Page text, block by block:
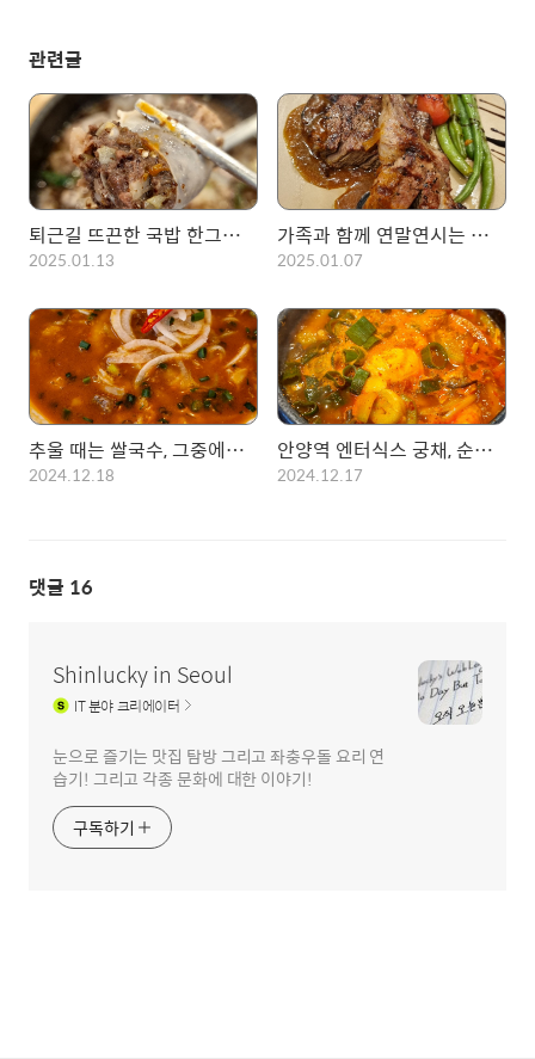
관련글
퇴근길 뜨끈한 국밥 한그릇, 평촌 24시간 병천순대 순대국
2025.01.13
가족과 함께 연말연시는 양식으로! 소풍 안심 양갈비 스테이크
2025.01.07
추울 때는 쌀국수, 그중에서도 매운곱창쌀국수!
2024.12.18
안양역 엔터식스 궁채, 순두부와 냉면 그리고 낙지덮밥
2024.12.17
댓글 16
Shinlucky in Seoul
IT분야 크리에이터
눈으로 즐기는 맛집 탐방 그리고 좌충우돌 요리 연
습기! 그리고 각종 문화에 대한 이야기!
구독하기